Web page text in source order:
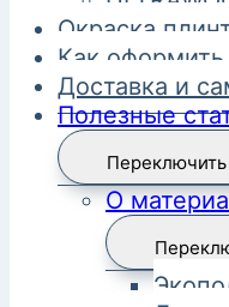
Окраска
Как оформить
Доставка и
Полезные
О